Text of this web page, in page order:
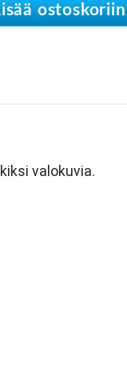
ostoskoriin
valokuvia.